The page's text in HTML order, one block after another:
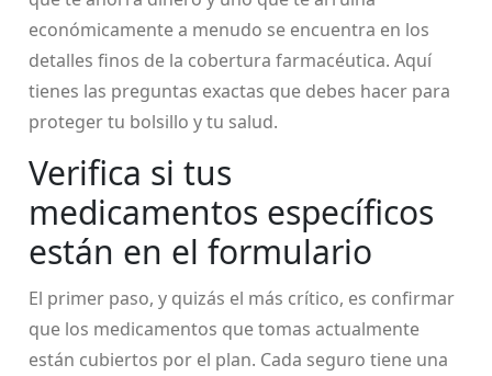
económicamente a menudo se encuentra en los
detalles finos de la cobertura farmacéutica. Aquí
tienes las preguntas exactas que debes hacer para
proteger tu bolsillo y tu salud.
Verifica si tus
medicamentos específicos
están en el formulario
El primer paso, y quizás el más crítico, es confirmar
que los medicamentos que tomas actualmente
están cubiertos por el plan. Cada seguro tiene una